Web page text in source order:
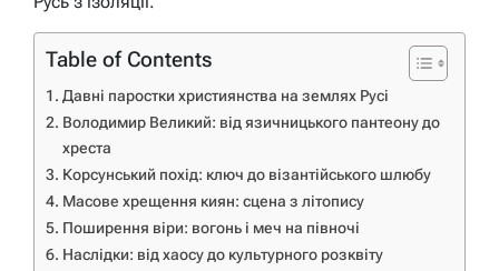
Table of Contents
Давні паростки християнства на землях Русі
Володимир Великий: від язичницького пантеону до
хреста
Корсунський похід: ключ до візантійського шлюбу
Масове хрещення киян: сцена з літопису
Поширення віри: вогонь і меч на півночі
Наслідки: від хаосу до культурного розквіту